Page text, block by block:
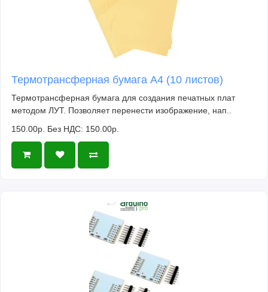
Термотрансферная бумага А4 (10 листов)
Термотрансферная бумага для создания печатных плат
методом ЛУТ. Позволяет перенести изображение, нап..
150.00р. Без НДС: 150.00р.